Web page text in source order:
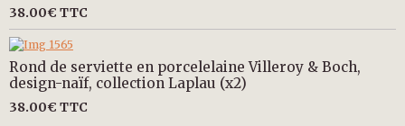
38.00€ TTC
Rond de serviette en porcelelaine Villeroy & Boch,
design-naïf, collection Laplau (x2)
38.00€ TTC